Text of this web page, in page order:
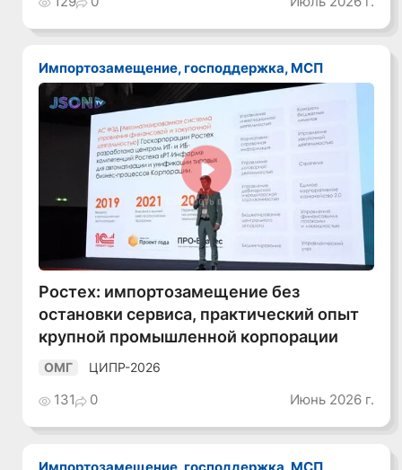
Импортозамещение, господдержка, МСП
Смотреть видео
Ростех: импортозамещение без
остановки сервиса, практический опыт
крупной промышленной корпорации
ОМГ ЦИПР-2026
131 0 Июнь 2026 г.
Импортозамещение, господдержка, МСП